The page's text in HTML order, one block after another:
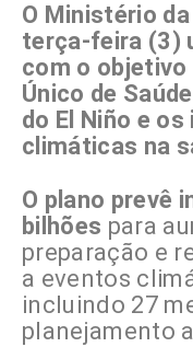
O Ministério
terça-feira (3)
com o objetivo
Único de
do El Niño e
climáticas na
O plano prevê
bilhões para
preparação e
a eventos
incluindo 27
planejamento